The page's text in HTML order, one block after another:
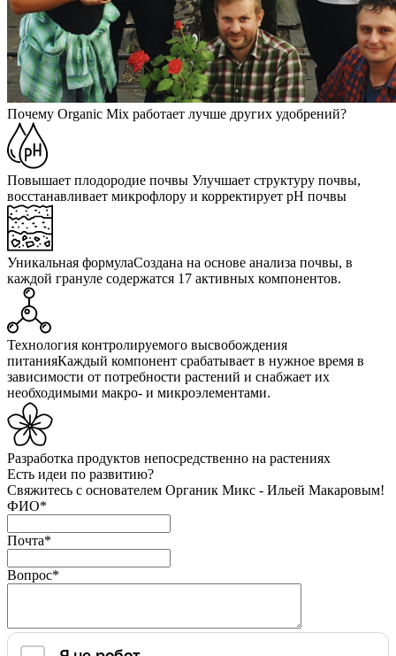
Почему Organic Mix работает лучше других удобрений?
Повышает плодородие почвы Улучшает структуру почвы,
восстанавливает микрофлору и корректирует pH почвы
Уникальная формулаСоздана на основе анализа почвы, в
каждой грануле содержатся 17 активных компонентов.
Технология контролируемого высвобождения
питанияКаждый компонент срабатывает в нужное время в
зависимости от потребности растений и снабжает их
необходимыми макро- и микроэлементами.
Разработка продуктов непосредственно на растениях
Есть идеи по развитию?
Свяжитесь с основателем Органик Микс - Ильей Макаровым!
ФИО*
Почта*
Вопрос*